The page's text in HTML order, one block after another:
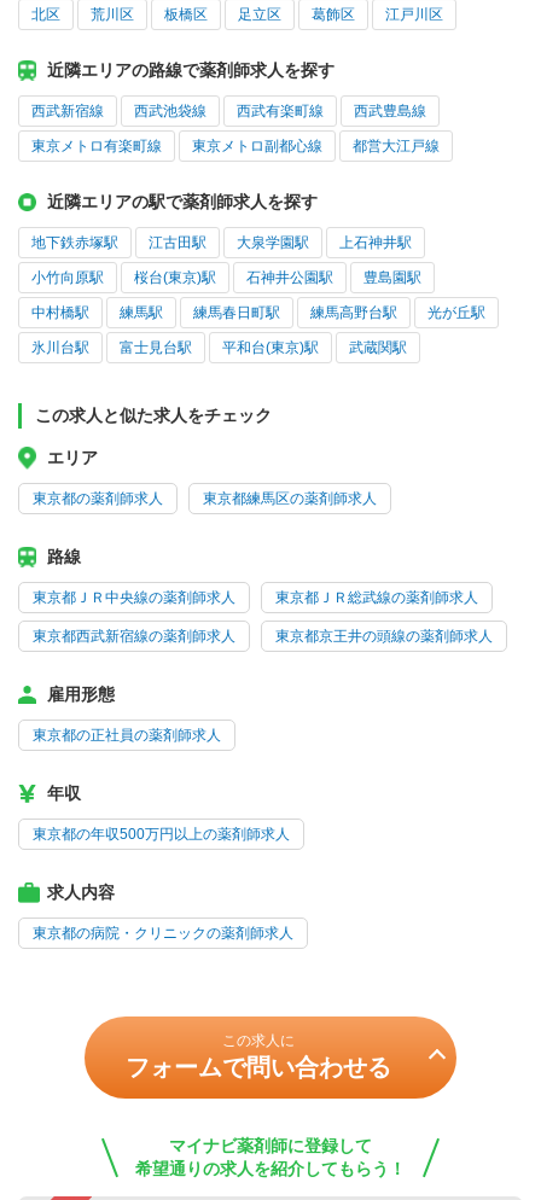
北区 荒川区 板橋区 足立区 葛飾区 江戸川区
近隣エリアの路線で薬剤師求人を探す
西武新宿線 西武池袋線 西武有楽町線 西武豊島線
東京メトロ有楽町線 東京メトロ副都心線 都営大江戸線
近隣エリアの駅で薬剤師求人を探す
地下鉄赤塚駅 江古田駅 大泉学園駅 上石神井駅
小竹向原駅 桜台(東京)駅 石神井公園駅 豊島園駅
中村橋駅 練馬駅 練馬春日町駅 練馬高野台駅 光が丘駅
氷川台駅 富士見台駅 平和台(東京)駅 武蔵関駅
この求人と似た求人をチェック
エリア
東京都の薬剤師求人 東京都練馬区の薬剤師求人
路線
東京都ＪＲ中央線の薬剤師求人 東京都ＪＲ総武線の薬剤師求人
東京都西武新宿線の薬剤師求人 東京都京王井の頭線の薬剤師求人
雇用形態
東京都の正社員の薬剤師求人
年収
東京都の年収500万円以上の薬剤師求人
求人内容
東京都の病院・クリニックの薬剤師求人
この求人に
フォームで問い合わせる
マイナビ薬剤師に登録して
希望通りの求人を紹介してもらう！